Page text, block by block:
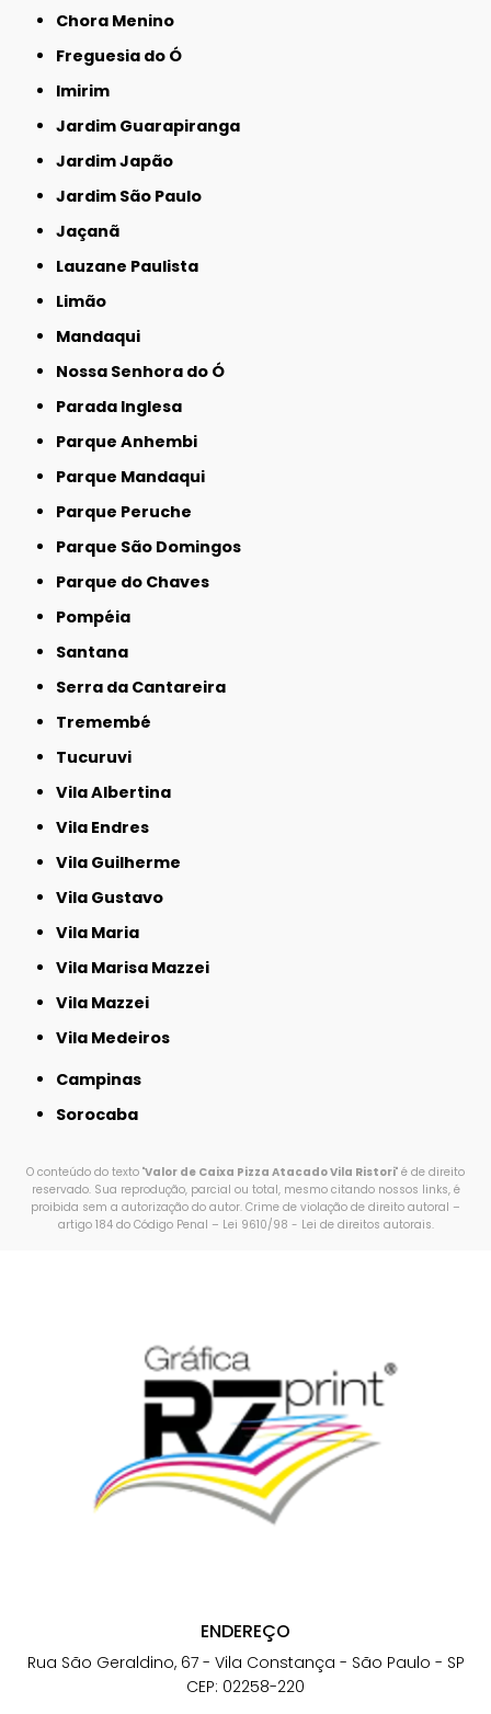
Chora Menino
Freguesia do Ó
Imirim
Jardim Guarapiranga
Jardim Japão
Jardim São Paulo
Jaçanã
Lauzane Paulista
Limão
Mandaqui
Nossa Senhora do Ó
Parada Inglesa
Parque Anhembi
Parque Mandaqui
Parque Peruche
Parque São Domingos
Parque do Chaves
Pompéia
Santana
Serra da Cantareira
Tremembé
Tucuruvi
Vila Albertina
Vila Endres
Vila Guilherme
Vila Gustavo
Vila Maria
Vila Marisa Mazzei
Vila Mazzei
Vila Medeiros
Campinas
Sorocaba
O conteúdo do texto "Valor de Caixa Pizza Atacado Vila Ristori" é de direito
reservado. Sua reprodução, parcial ou total, mesmo citando nossos links, é
proibida sem a autorização do autor. Crime de violação de direito autoral –
artigo 184 do Código Penal – Lei 9610/98 - Lei de direitos autorais.
ENDEREÇO
Rua São Geraldino, 67 - Vila Constança - São Paulo - SP
CEP: 02258-220